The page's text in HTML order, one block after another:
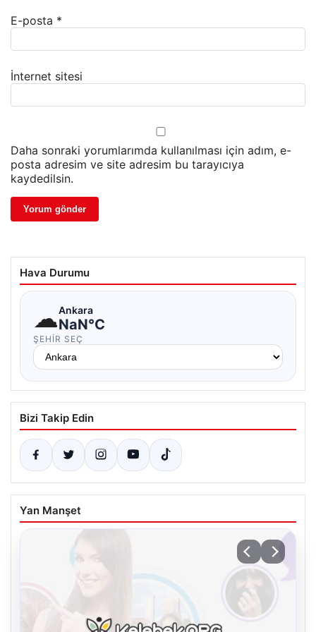
E-posta *
İnternet sitesi
Daha sonraki yorumlarımda kullanılması için adım, e-
posta adresim ve site adresim bu tarayıcıya
kaydedilsin.
Hava Durumu
☁Ankara
NaN°C
ŞEHIR SEÇ
Bizi Takip Edin
Yan Manşet